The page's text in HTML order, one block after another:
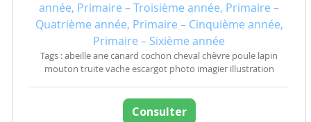
année, Primaire – Troisième année, Primaire –
Quatrième année, Primaire – Cinquième année,
Primaire – Sixième année
Tags : abeille ane canard cochon cheval chèvre poule lapin
mouton truite vache escargot photo imagier illustration
Consulter